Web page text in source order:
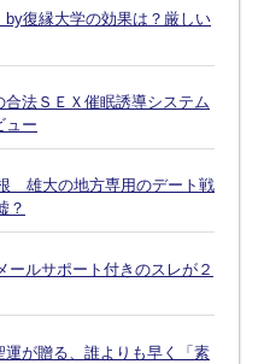
復縁大学の効果は？厳しい
法ＳＥＸ催眠誘導システム
ュー
雄大の地方専用のデート戦
？
ルサポート付きのスレが２
が贈る、誰よりも早く「素